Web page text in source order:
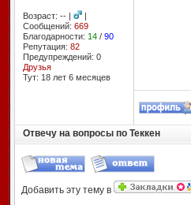
Возраст: -- |
|
Сообщений: 669
Благодарности: 14/ 90
Репутация: 82
Предупреждений: 0
Друзья
Тут: 18 лет 6 месяцев
Отвечу на вопросы по Теккен
Добавить эту тему в